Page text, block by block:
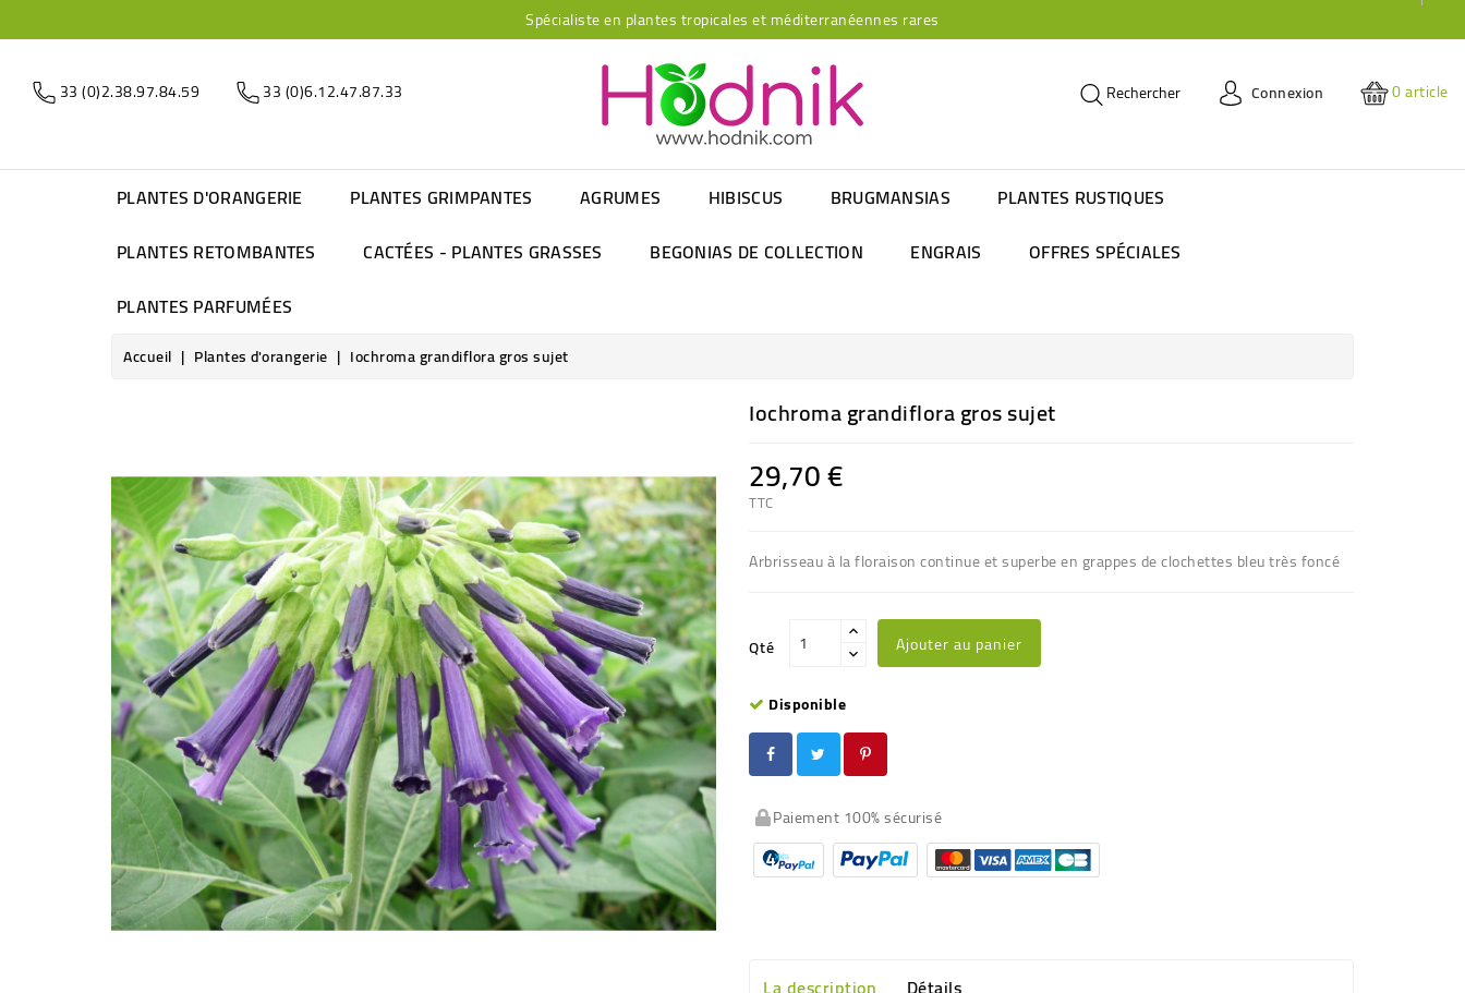
Spécialiste en plantes tropicales et méditerranéennes rares
33 (0)2.38.97.84.59 33 (0)6.12.47.87.33 Rechercher Connexion 0article
PLANTES D'ORANGERIE PLANTES GRIMPANTES AGRUMES HIBISCUS BRUGMANSIAS
PLANTES RUSTIQUES
PLANTES RETOMBANTES
CACTÉES - PLANTES GRASSES BEGONIAS DE COLLECTION ENGRAIS
OFFRES SPÉCIALES
PLANTES PARFUMÉES
Accueil Plantes d'orangerie Iochroma grandiflora gros sujet
Iochroma grandiflora gros sujet
29,70 €
TTC
Arbrisseau à la floraison continue et superbe en grappes de clochettes bleu très foncé
Qté Ajouter au panier
Disponible
Paiement 100% sécurisé